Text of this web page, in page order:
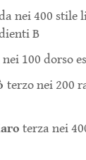
nei 400 stile
B
100 dorso
terzo nei 200
terza nei